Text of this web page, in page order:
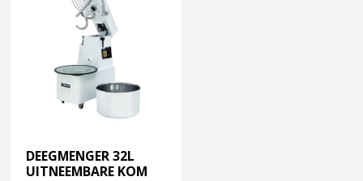
DEEGMENGER 32L
UITNEEMBARE KOM